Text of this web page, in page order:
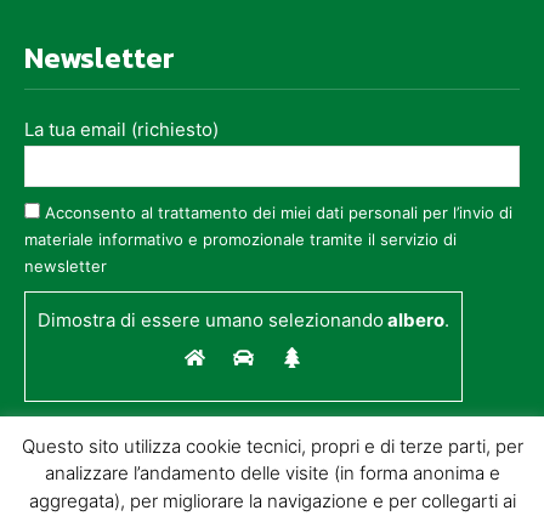
Newsletter
La tua email (richiesto)
Acconsento al trattamento dei miei dati personali per l’invio di
materiale informativo e promozionale tramite il servizio di
newsletter
Dimostra di essere umano selezionandoalbero.
Questo sito utilizza cookie tecnici, propri e di terze parti, per
analizzare l’andamento delle visite (in forma anonima e
aggregata), per migliorare la navigazione e per collegarti ai